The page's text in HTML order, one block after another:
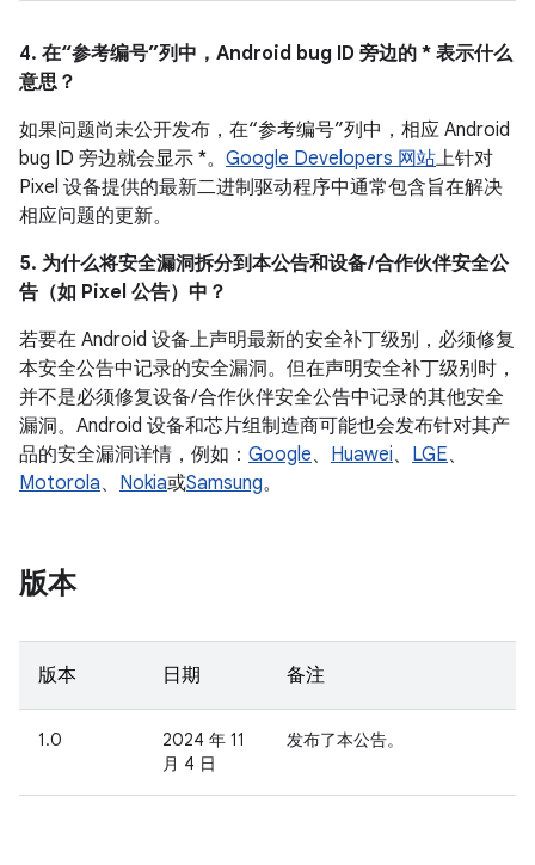
4. 在“参考编号”列中，Android bug ID 旁边的 * 表示什么
意思？
如果问题尚未公开发布，在“参考编号”列中，相应 Android
bug ID 旁边就会显示 *。 Google Developers 网站上针对
Pixel 设备提供的最新二进制驱动程序中通常包含旨在解决
相应问题的更新。
5. 为什么将安全漏洞拆分到本公告和设备 /合作伙伴安全公
告（如 Pixel 公告）中？
若要在 Android 设备上声明最新的安全补丁级别，必须修复
本安全公告中记录的安全漏洞。但在声明安全补丁级别时，
并不是必须修复设备/ 合作伙伴安全公告中记录的其他安全
漏洞。Android 设备和芯片组制造商可能也会发布针对其产
品的安全漏洞详情，例如： Google、 Huawei、 LGE、
Motorola、 Nokia或Samsung。
版本
版本 日期 备注
1.0
2024 年 11
月 4 日
发布了本公告。